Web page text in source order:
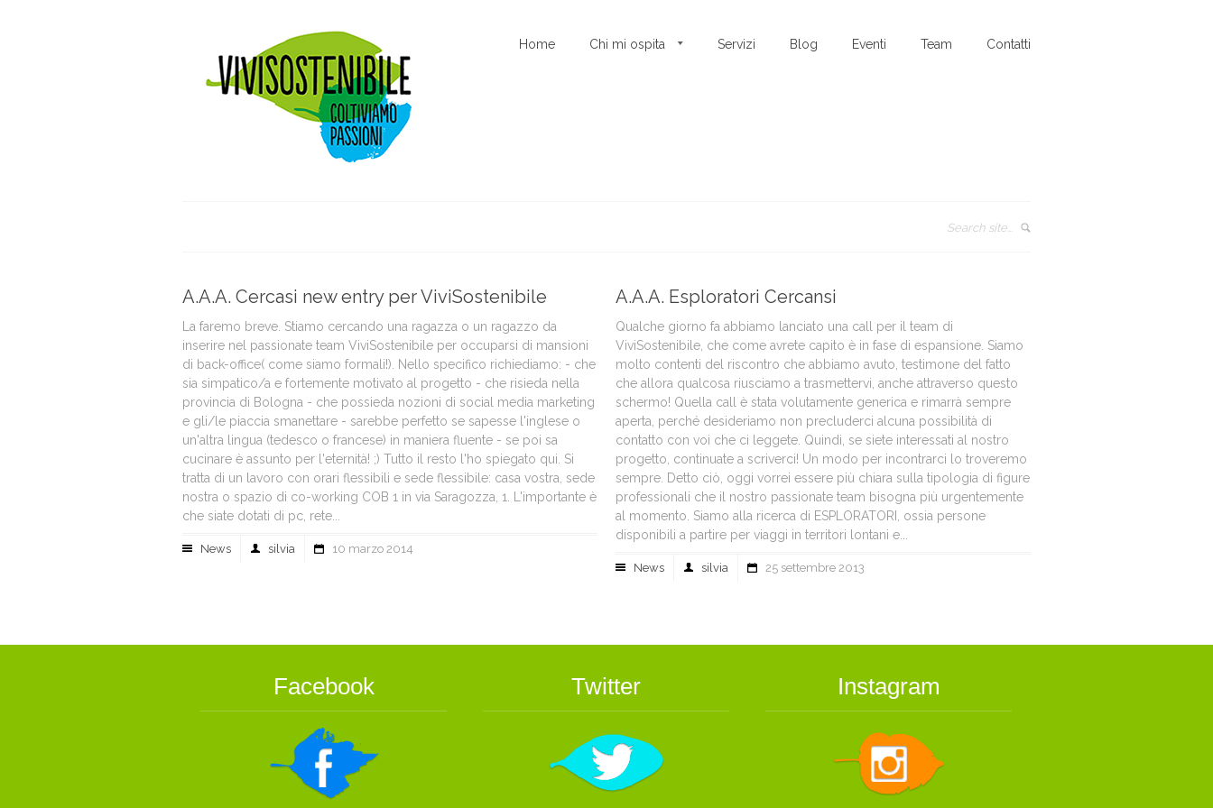
Home Chi mi ospita Servizi Blog Eventi Team Contatti
A.A.A. Cercasi new entry per ViviSostenibile
La faremo breve. Stiamo cercando una ragazza o un ragazzo da
inserire nel passionate team ViviSostenibile per occuparsi di mansioni
di back-office( come siamo formali!). Nello specifico richiediamo: - che
sia simpatico/a e fortemente motivato al progetto - che risieda nella
provincia di Bologna - che possieda nozioni di social media marketing
e gli/le piaccia smanettare - sarebbe perfetto se sapesse l'inglese o
un'altra lingua (tedesco o francese) in maniera fluente - se poi sa
cucinare è assunto per l'eternità! ;) Tutto il resto l'ho spiegato qui. Si
tratta di un lavoro con orari flessibili e sede flessibile: casa vostra, sede
nostra o spazio di co-working COB 1 in via Saragozza, 1. L'importante è
che siate dotati di pc, rete...
News silvia 10 marzo 2014
A.A.A. Esploratori Cercansi
Qualche giorno fa abbiamo lanciato una call per il team di
ViviSostenibile, che come avrete capito è in fase di espansione. Siamo
molto contenti del riscontro che abbiamo avuto, testimone del fatto
che allora qualcosa riusciamo a trasmettervi, anche attraverso questo
schermo! Quella call è stata volutamente generica e rimarrà sempre
aperta, perché desideriamo non precluderci alcuna possibilità di
contatto con voi che ci leggete. Quindi, se siete interessati al nostro
progetto, continuate a scriverci! Un modo per incontrarci lo troveremo
sempre. Detto ciò, oggi vorrei essere più chiara sulla tipologia di figure
professionali che il nostro passionate team bisogna più urgentemente
al momento. Siamo alla ricerca di ESPLORATORI, ossia persone
disponibili a partire per viaggi in territori lontani e...
News silvia 25 settembre 2013
Facebook Twitter Instagram